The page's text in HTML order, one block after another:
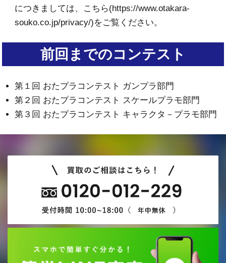
につきましては、 こちら(https://www.otakara-
souko.co.jp/privacy/)をご覧ください。
前回までのコンテスト
第１回 おたプラコンテスト ガンプラ部門
第２回 おたプラコンテスト スケールプラモ部門
第３回 おたプラコンテスト キャラクタ－プラモ部門